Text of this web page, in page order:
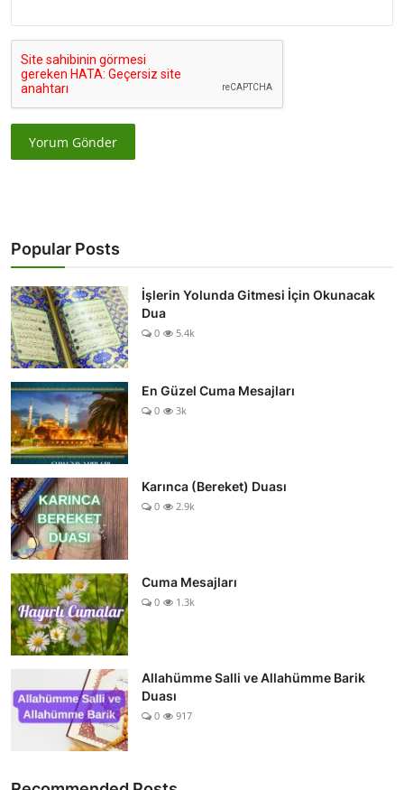
Yorum Gönder
Popular Posts
İşlerin Yolunda Gitmesi İçin Okunacak
Dua
0 5.4k
En Güzel Cuma Mesajları
0 3k
Karınca (Bereket) Duası
0 2.9k
Cuma Mesajları
0 1.3k
Allahümme Salli ve Allahümme Barik
Duası
0 917